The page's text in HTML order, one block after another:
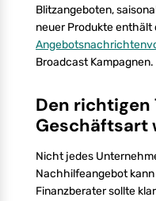
Blitzangeboten,
neuer Produkte enthält
Broadcast Kampagnen.
Den richtigen
Geschäftsart
Nicht jedes
Nachhilfeangebot
Finanzberater sollte